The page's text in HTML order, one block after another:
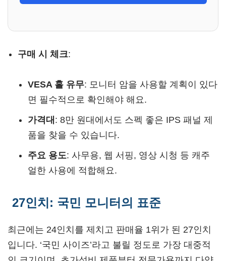
구매 시 체크:
VESA 홀 유무: 모니터 암을 사용할 계획이 있다
면 필수적으로 확인해야 해요.
가격대 : 8만 원대에서도 스펙 좋은 IPS 패널 제
품을 찾을 수 있습니다.
주요 용도: 사무용, 웹 서핑, 영상 시청 등 캐주
얼한 사용에 적합해요.
27인치: 국민 모니터의 표준
최근에는 24인치를 제치고 판매율 1위가 된 27인치
입니다. ‘국민 사이즈’라고 불릴 정도로 가장 대중적